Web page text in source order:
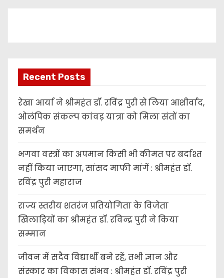
Recent Posts
रेखा आर्या ने श्रीमहंत डॉ. रविंद्र पुरी से लिया आशीर्वाद,
ओलंपिक संकल्प कांवड़ यात्रा को मिला संतों का
समर्थन
भगवा वस्त्रों का अपमान किसी भी कीमत पर बर्दाश्त
नहीं किया जाएगा, सांसद माफी मांगें : श्रीमहंत डॉ.
रविंद्र पुरी महाराज
राज्य स्तरीय शतरंज प्रतियोगिता के विजेता
खिलाड़ियों का श्रीमहंत डॉ. रविन्द्र पुरी ने किया
सम्मान
जीवन में सदैव विद्यार्थी बने रहें, तभी ज्ञान और
संस्कार का विकास संभव : श्रीमहंत डॉ. रविंद्र पुरी